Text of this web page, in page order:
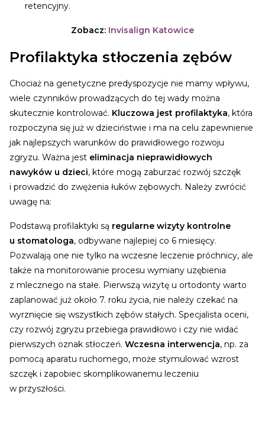
retencyjny.
Zobacz: Invisalign Katowice
Profilaktyka stłoczenia zębów
Chociaż na genetyczne predyspozycje nie mamy wpływu,
wiele czynników prowadzących do tej wady można
skutecznie kontrolować. Kluczowa jest profilaktyka, która
rozpoczyna się już w dzieciństwie i ma na celu zapewnienie
jak najlepszych warunków do prawidłowego rozwoju
zgryzu. Ważna jest eliminacja nieprawidłowych
nawyków u dzieci, które mogą zaburzać rozwój szczęk
i prowadzić do zwężenia łuków zębowych. Należy zwrócić
uwagę na:
Podstawą profilaktyki są regularne wizyty kontrolne
u stomatologa, odbywane najlepiej co 6 miesięcy.
Pozwalają one nie tylko na wczesne leczenie próchnicy, ale
także na monitorowanie procesu wymiany uzębienia
z mlecznego na stałe. Pierwszą wizytę u ortodonty warto
zaplanować już około 7. roku życia, nie należy czekać na
wyrznięcie się wszystkich zębów stałych. Specjalista oceni,
czy rozwój zgryzu przebiega prawidłowo i czy nie widać
pierwszych oznak stłoczeń. Wczesna interwencja, np. za
pomocą aparatu ruchomego, może stymulować wzrost
szczęk i zapobiec skomplikowanemu leczeniu
w przyszłości.